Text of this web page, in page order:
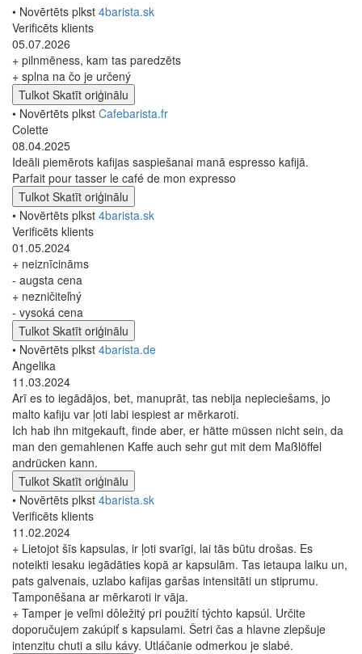
• Novērtēts plkst 4barista.sk
Verificēts klients
05.07.2026
+ pilnmēness, kam tas paredzēts
+ splna na čo je určený
Tulkot Skatīt oriģinālu
• Novērtēts plkst Cafebarista.fr
Colette
08.04.2025
Ideāli piemērots kafijas saspiešanai manā espresso kafijā.
Parfait pour tasser le café de mon expresso
Tulkot Skatīt oriģinālu
• Novērtēts plkst 4barista.sk
Verificēts klients
01.05.2024
+ neiznīcināms
- augsta cena
+ nezničiteľný
- vysoká cena
Tulkot Skatīt oriģinālu
• Novērtēts plkst 4barista.de
Angelika
11.03.2024
Arī es to iegādājos, bet, manuprāt, tas nebija nepieciešams, jo
malto kafiju var ļoti labi iespiest ar mērkaroti.
Ich hab ihn mitgekauft, finde aber, er hätte müssen nicht sein, da
man den gemahlenen Kaffe auch sehr gut mit dem Maßlöffel
andrücken kann.
Tulkot Skatīt oriģinālu
• Novērtēts plkst 4barista.sk
Verificēts klients
11.02.2024
+ Lietojot šīs kapsulas, ir ļoti svarīgi, lai tās būtu drošas. Es
noteikti iesaku iegādāties kopā ar kapsulām. Tas ietaupa laiku un,
pats galvenais, uzlabo kafijas garšas intensitāti un stiprumu.
Tamponēšana ar mērkaroti ir vāja.
+ Tamper je veľmi dôležitý pri použití týchto kapsúl. Určite
doporučujem zakúpiť s kapsulami. Šetri čas a hlavne zlepšuje
intenzitu chuti a silu kávy. Utláčanie odmerkou je slabé.